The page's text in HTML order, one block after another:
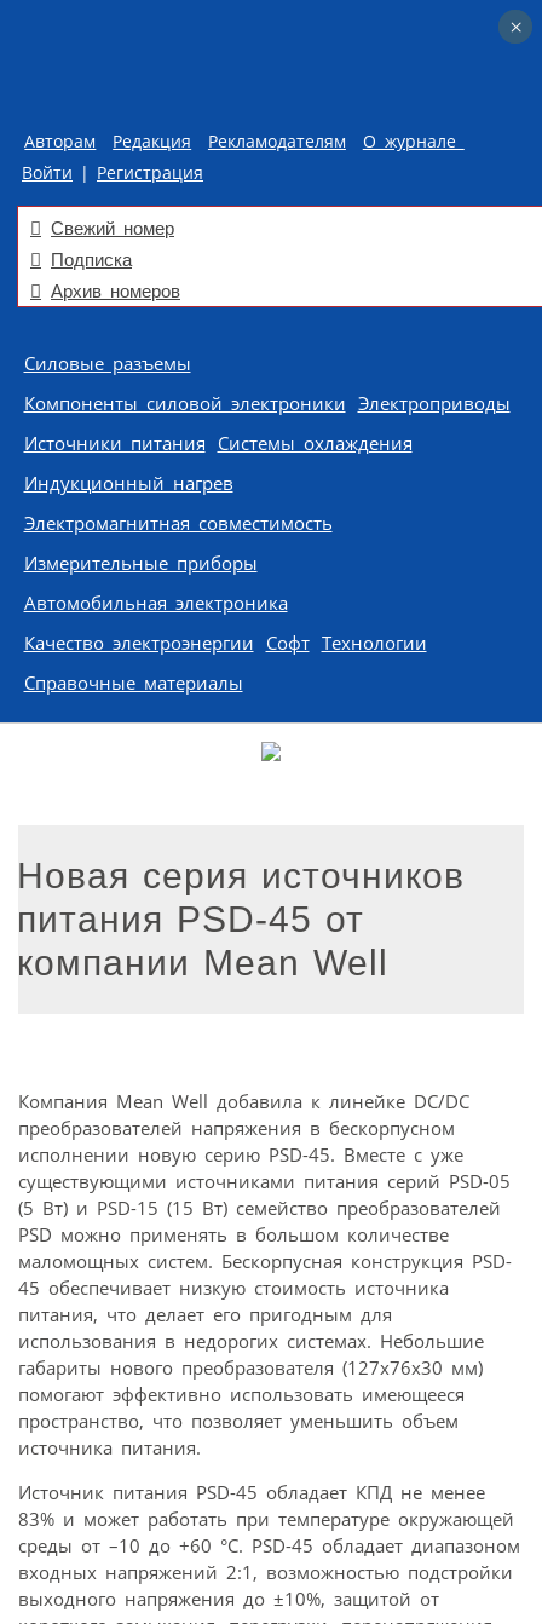
Авторам Редакция Рекламодателям
О журнале
Войти | Регистрация
Свежий номер
Подписка
Архив номеров
Skip to content
Силовые разъемы
Компоненты силовой электроники Электроприводы
Источники питания Системы охлаждения
Индукционный нагрев
Электромагнитная совместимость
Измерительные приборы
Автомобильная электроника
Качество электроэнергии Софт Технологии
Справочные материалы
Новая серия источников
питания PSD-45 от
компании Mean Well
Компания Mean Well добавила к линейке DC/DC
преобразователей напряжения в бескорпусном
исполнении новую серию PSD-45. Вместе с уже
существующими источниками питания серий PSD-05
(5 Вт) и PSD-15 (15 Вт) семейство преобразователей
PSD можно применять в большом количестве
маломощных систем. Бескорпусная конструкция PSD-
45 обеспечивает низкую стоимость источника
питания, что делает его пригодным для
использования в недорогих системах. Небольшие
габариты нового преобразователя (127x76x30 мм)
помогают эффективно использовать имеющееся
пространство, что позволяет уменьшить объем
источника питания.
Источник питания PSD-45 обладает КПД не менее
83% и может работать при температуре окружающей
среды от –10 до +60 °С. PSD-45 обладает диапазоном
входных напряжений 2:1, возможностью подстройки
выходного напряжения до ±10%, защитой от
×
×